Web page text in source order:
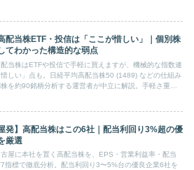
配当株ETF・投信は「ここが惜しい」｜個別株
てわかった構造的な弱点
配当株はETFや投信で手軽に買えますが、機械的な指数連
しい」点も。日経平均高配当株50 (1489) などの仕組み
を約90銘柄分析する運営者が中立に解説。手軽さ重視
発】高配当株はこの6社｜配当利回り3%超の優
厳選
屋に本社を置く高配当株を、EPS・営業利益率・配当
指標で徹底分析。配当利回り3〜5%台の優良企業6社を